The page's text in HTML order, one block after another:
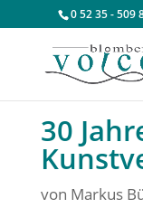
0 52 35 - 509
30
von Markus